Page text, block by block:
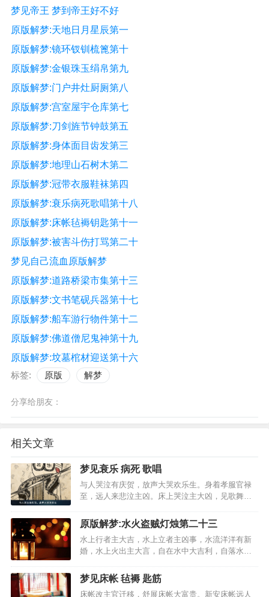
梦见帝王 梦到帝王好不好
原版解梦:天地日月星辰第一
原版解梦:镜环钗钏梳篦第十
原版解梦:金银珠玉绢帛第九
原版解梦:门户井灶厨厕第八
原版解梦:宫室屋宇仓库第七
原版解梦:刀剑旌节钟鼓第五
原版解梦:身体面目齿发第三
原版解梦:地理山石树木第二
原版解梦:冠带衣服鞋袜第四
原版解梦:衰乐病死歌唱第十八
原版解梦:床帐毡褥钥匙第十一
原版解梦:被害斗伤打骂第二十
梦见自己流血原版解梦
原版解梦:道路桥梁市集第十三
原版解梦:文书笔砚兵器第十七
原版解梦:船车游行物件第十二
原版解梦:佛道僧尼鬼神第十九
原版解梦:坟墓棺材迎送第十六
标签:
原版 解梦
分享给朋友：
相关文章
梦见衰乐 病死 歌唱
与人哭泣有庆贺，放声大哭欢乐生。身着孝服官禄
至，远人来悲泣主凶。床上哭泣主大凶，见歌舞者
与笛有名声，与人拍板有口舌。堂上歌乐主丧事，
吹笙者主有更改。吹笙打喜有吉庆，他人作乐讼有
理。露齿器者有争讼，…
原版解梦:水火盗贼灯烛第二十三
水上行者主大吉，水上立者主凶事，水流洋洋有新
婚，水上火出主大言，自在水中大吉利，自落水中
澄清大吉利，人家有水儿子亡，江海涨漫大吉昌，
河水砂石益文章，火烧日月大人助，火烧河水长命
梦见床帐 毡褥 匙筋
床帐改主官迁移，舒展床帐大富贵。新安床帐远人